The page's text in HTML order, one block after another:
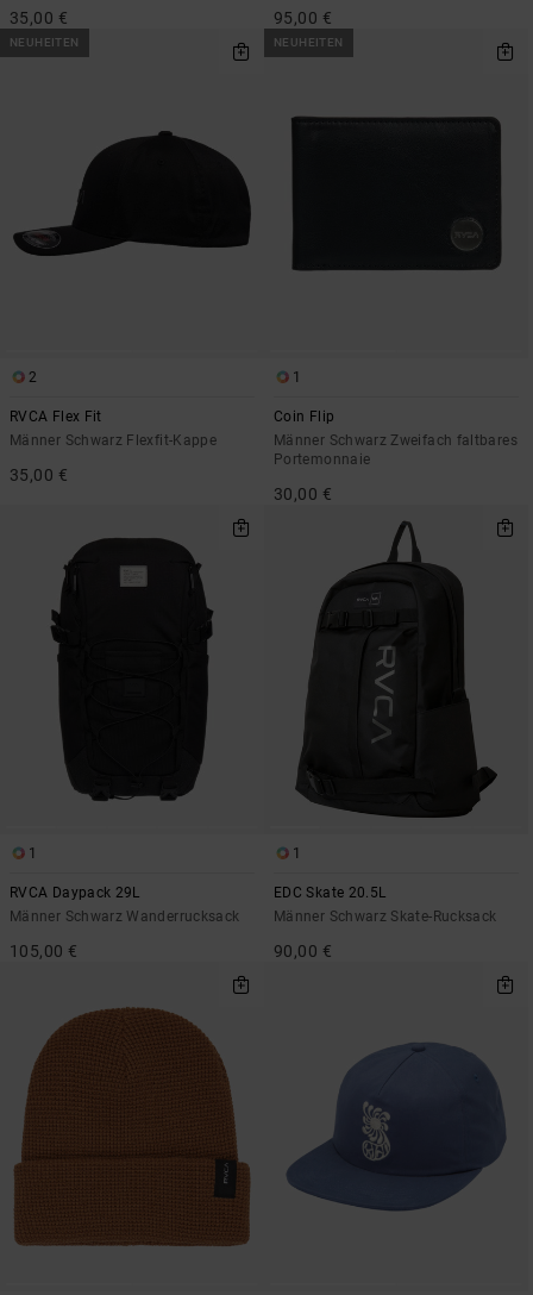
35,00 € 95,00 €
NEUHEITEN
2
RVCA Flex Fit
Männer Schwarz Flexfit-Kappe
35,00 €
NEUHEITEN
1
Coin Flip
Männer Schwarz Zweifach faltbares
Portemonnaie
30,00 €
1
RVCA Daypack 29L
Männer Schwarz Wanderrucksack
105,00 €
1
EDC Skate 20.5L
Männer Schwarz Skate-Rucksack
90,00 €